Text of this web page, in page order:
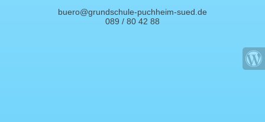
buero@grundschule-puchheim-sued.de
089 / 80 42 88